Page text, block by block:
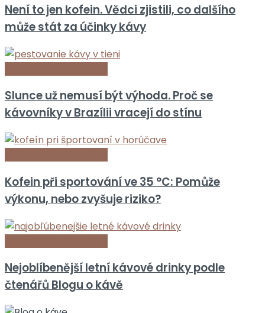
Není to jen kofein. Vědci zjistili, co dalšího
může stát za účinky kávy
Slunce už nemusí být výhoda. Proč se
kávovníky v Brazílii vracejí do stínu
Kofein při sportování ve 35 °C: Pomůže
výkonu, nebo zvyšuje riziko?
Nejoblíbenější letní kávové drinky podle
čtenářů Blogu o kávě